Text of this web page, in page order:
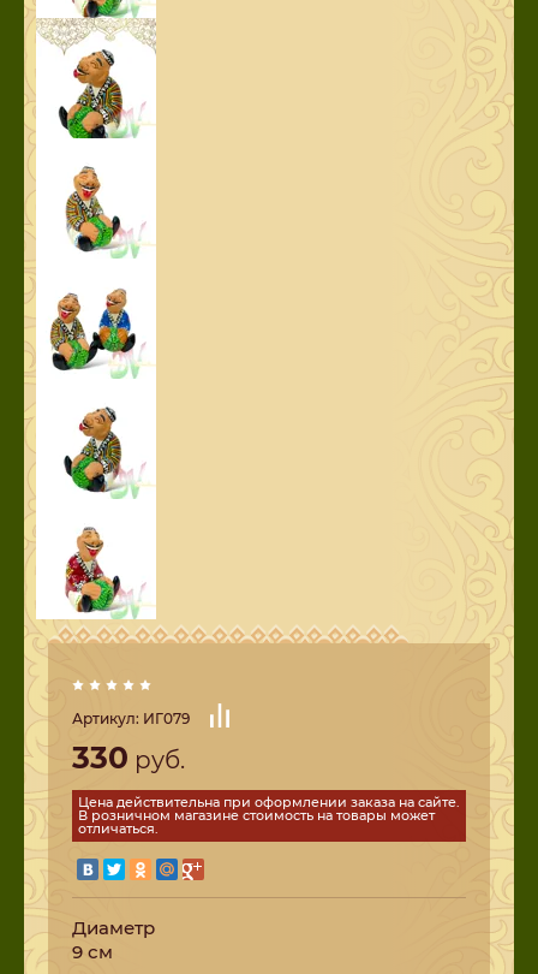
Артикул: ИГ079
330 руб.
Цена действительна при оформлении заказа на сайте.
В розничном магазине стоимость на товары может
отличаться.
Диаметр
9 см